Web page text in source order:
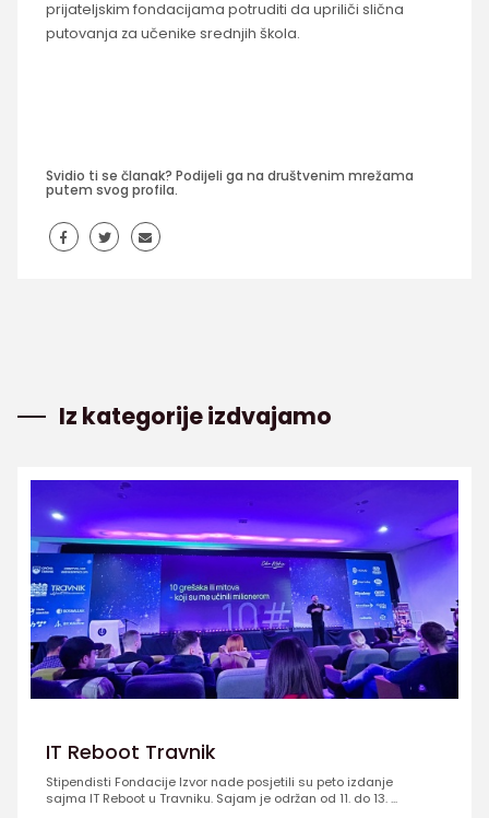
prijateljskim fondacijama potruditi da upriliči slična
putovanja za učenike srednjih škola.
Svidio ti se članak? Podijeli ga na društvenim mrežama
putem svog profila.
Iz kategorije izdvajamo
IT Reboot Travnik
Stipendisti Fondacije Izvor nade posjetili su peto izdanje
sajma IT Reboot u Travniku. Sajam je održan od 11. do 13. ...